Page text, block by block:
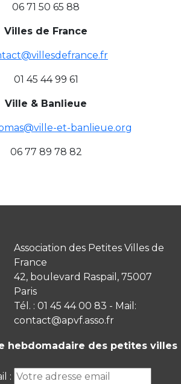
06 71 50 65 88
Villes de France
01 45 44 99 61
Ville & Banlieue
et-banlieue.org
06 77 89 78 82
Association des Petites Villes de
France
42, boulevard Raspail, 75007
Paris
Tél. : 01 45 44 00 83 - Mail:
contact@apvf.asso.fr
hebdomadaire des petites villes
: